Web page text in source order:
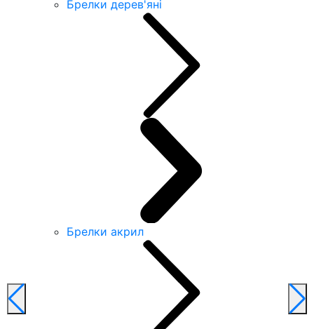
Брелки дерев'яні
Брелки акрил